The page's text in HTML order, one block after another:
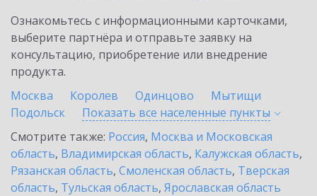
Ознакомьтесь с информационными карточками,
выберите партнёра и отправьте заявку на
консультацию, приобретение или внедрение
продукта.
Москва
Королев Одинцово
Мытищи
Подольск
Показать все населенные пункты
Смотрите также: Россия, Москва и Московская
область, Владимирская область, Калужская область,
Рязанская область, Смоленская область, Тверская
область, Тульская область, Ярославская область